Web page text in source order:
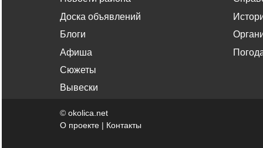
Доска объявлений
Блоги
Афиша
Сюжеты
Вывески
© okolica.net
О проекте | Контакты